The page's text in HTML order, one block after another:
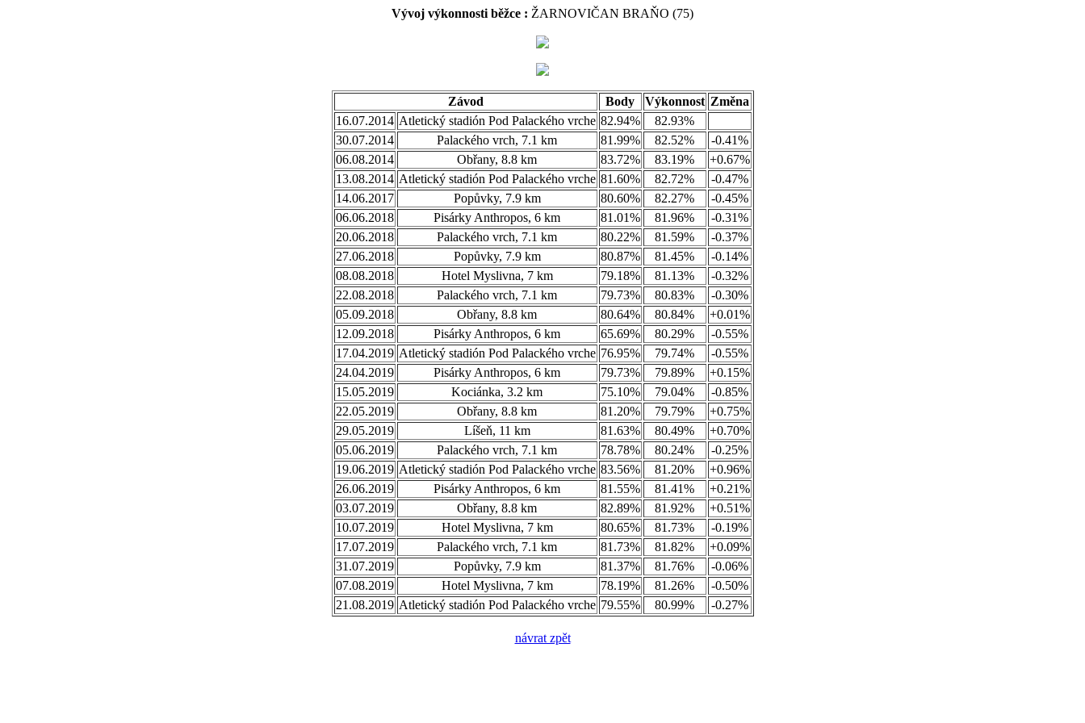
Vývoj výkonnosti běžce : ŽARNOVIČAN BRAŇO (75)
Závod Body Výkonnost Změna
16.07.2014 Atletický stadión Pod Palackého vrche 82.94%
82.93%
30.07.2014
Palackého vrch, 7.1 km 81.99% 82.52%
-0.41%
06.08.2014
Obřany, 8.8 km 83.72% 83.19%
+0.67%
13.08.2014 Atletický stadión Pod Palackého vrche 81.60% 82.72%
-0.47%
14.06.2017
Popůvky, 7.9 km 80.60% 82.27%
-0.45%
06.06.2018
Pisárky Anthropos, 6 km 81.01% 81.96%
-0.31%
20.06.2018
Palackého vrch, 7.1 km 80.22% 81.59%
-0.37%
27.06.2018
Popůvky, 7.9 km 80.87% 81.45%
-0.14%
08.08.2018
Hotel Myslivna, 7 km 79.18% 81.13%
-0.32%
22.08.2018
Palackého vrch, 7.1 km 79.73% 80.83%
-0.30%
05.09.2018
Obřany, 8.8 km 80.64% 80.84%
+0.01%
12.09.2018
Pisárky Anthropos, 6 km 65.69% 80.29%
-0.55%
17.04.2019 Atletický stadión Pod Palackého vrche 76.95% 79.74%
-0.55%
24.04.2019
Pisárky Anthropos, 6 km 79.73% 79.89%
+0.15%
15.05.2019
Kociánka, 3.2 km 75.10% 79.04%
-0.85%
22.05.2019
Obřany, 8.8 km 81.20% 79.79%
+0.75%
29.05.2019
Líšeň, 11 km 81.63% 80.49%
+0.70%
05.06.2019
Palackého vrch, 7.1 km 78.78% 80.24%
-0.25%
19.06.2019 Atletický stadión Pod Palackého vrche 83.56% 81.20%
+0.96%
26.06.2019
Pisárky Anthropos, 6 km 81.55% 81.41%
+0.21%
03.07.2019
Obřany, 8.8 km 82.89% 81.92%
+0.51%
10.07.2019
Hotel Myslivna, 7 km 80.65% 81.73%
-0.19%
17.07.2019
Palackého vrch, 7.1 km 81.73% 81.82%
+0.09%
31.07.2019
Popůvky, 7.9 km 81.37% 81.76%
-0.06%
07.08.2019
Hotel Myslivna, 7 km 78.19% 81.26%
-0.50%
21.08.2019 Atletický stadión Pod Palackého vrche 79.55% 80.99% -0.27%
návrat zpět